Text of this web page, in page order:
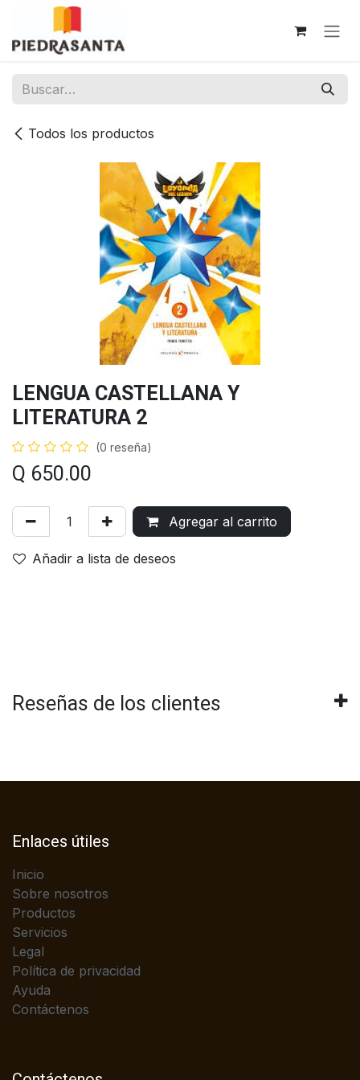
Ir al contenido
Todos los productos
LENGUA CASTELLANA Y
LITERATURA 2
(0 reseña)
Q 650.00
Agregar al carrito
Añadir a lista de deseos
Reseñas de los clientes
Enlaces útiles
Inicio
Sobre nosotros
Productos
Servicios
Legal
Política de privacidad
Ayuda
Contáctenos